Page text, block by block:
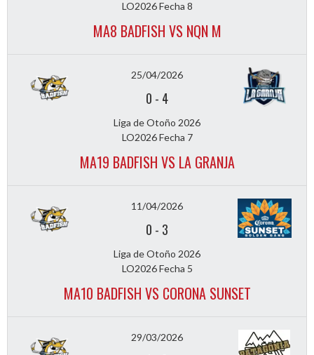
LO2026 Fecha 8
MA8 BADFISH VS NQN M
25/04/2026
0 - 4
Liga de Otoño 2026
LO2026 Fecha 7
MA19 BADFISH VS LA GRANJA
11/04/2026
0 - 3
Liga de Otoño 2026
LO2026 Fecha 5
MA10 BADFISH VS CORONA SUNSET
29/03/2026